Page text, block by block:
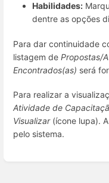
Habilidades:
dentre as opções
Para dar continuidade
listagem de Propostas/
Encontrados(as) será
Para realizar a
Atividade de
Visualizar(ícone lupa).
pelo sistema.